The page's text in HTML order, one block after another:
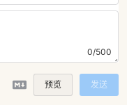
0/500
预览 发送